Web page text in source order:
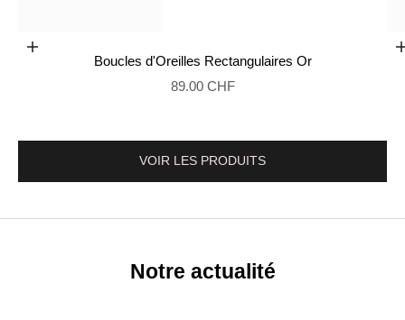
Aller à l'élément 2
Ajouter au panier
Boucles d'Oreilles Rectangulaires Or
Prix de vente
89.00 CHF
VOIR LES PRODUITS
Notre actualité